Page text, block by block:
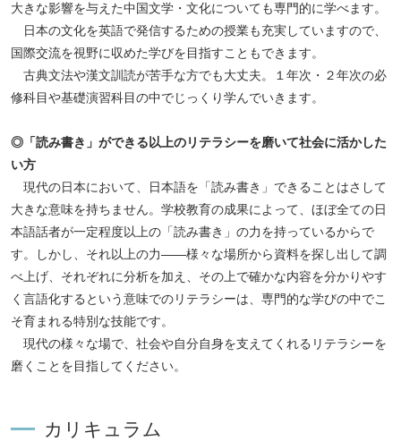
大きな影響を与えた中国文学・文化についても専門的に学べます。
日本の文化を英語で発信するための授業も充実していますので、
国際交流を視野に収めた学びを目指すこともできます。
古典文法や漢文訓読が苦手な方でも大丈夫。１年次・２年次の必
修科目や基礎演習科目の中でじっくり学んでいきます。
◎「読み書き」ができる以上のリテラシーを磨いて社会に活かした
い方
現代の日本において、日本語を「読み書き」できることはさして
大きな意味を持ちません。学校教育の成果によって、ほぼ全ての日
本語話者が一定程度以上の「読み書き」の力を持っているからで
す。しかし、それ以上の力——様々な場所から資料を探し出して調
べ上げ、それぞれに分析を加え、その上で確かな内容を分かりやす
く言語化するという意味でのリテラシーは、専門的な学びの中でこ
そ育まれる特別な技能です。
現代の様々な場で、社会や自分自身を支えてくれるリテラシーを
磨くことを目指してください。
カリキュラム